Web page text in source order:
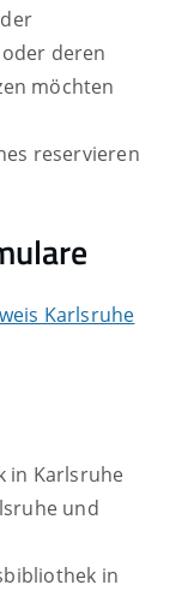
deren
möchten
reservieren
Karlsruhe
in Karlsruhe
und
in